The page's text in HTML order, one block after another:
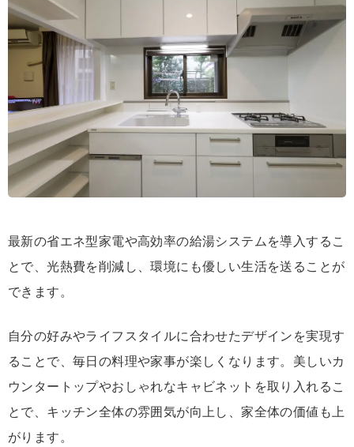
最新の省エネ型家電や高効率の給湯システムを導入するこ
とで、光熱費を削減し、環境にも優しい生活を送ることが
できます。
自分の好みやライフスタイルに合わせたデザインを実現す
ることで、毎日の料理や家事が楽しくなります。美しいカ
ウンタートップやおしゃれなキャビネットを取り入れるこ
とで、キッチン全体の雰囲気が向上し、家全体の価値も上
がります。